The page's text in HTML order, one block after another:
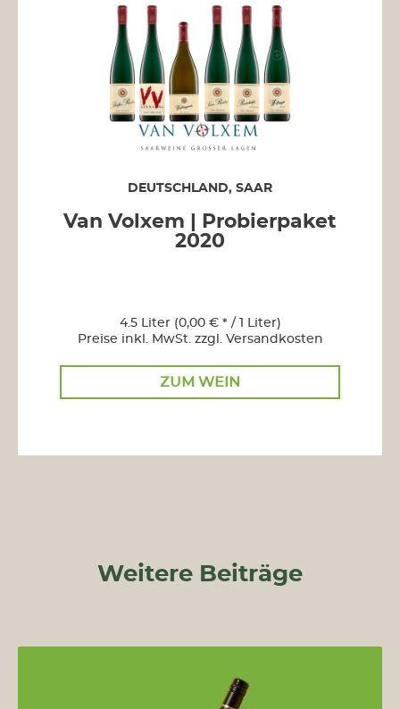
DEUTSCHLAND, SAAR
Van Volxem | Probierpaket
2020
4.5 Liter (0,00 € * / 1 Liter)
Preise inkl. MwSt. zzgl. Versandkosten
ZUM WEIN
Weitere Beiträge